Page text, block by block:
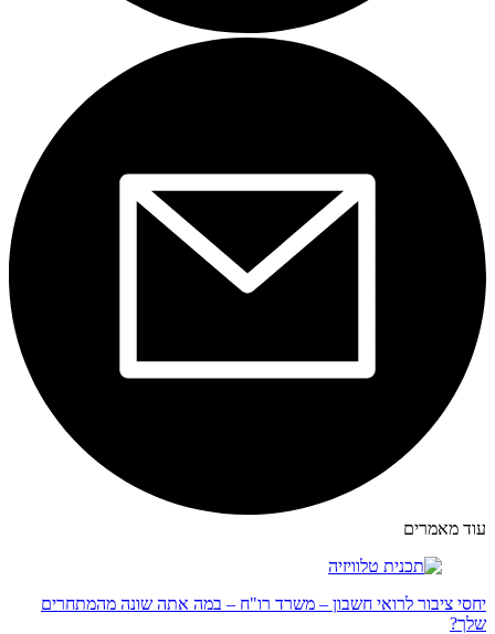
עוד מאמרים
יחסי ציבור לרואי חשבון – משרד רו"ח – במה אתה שונה מהמתחרים
שלך?